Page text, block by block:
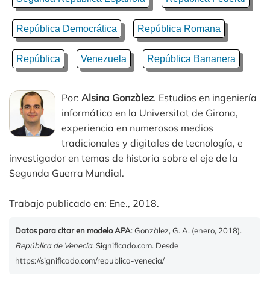
República Democrática República Romana
República Venezuela República Bananera
Por: Alsina Gonzàlez. Estudios en ingeniería
informática en la Universitat de Girona,
experiencia en numerosos medios
tradicionales y digitales de tecnología, e
investigador en temas de historia sobre el eje de la
Segunda Guerra Mundial.
Trabajo publicado en: Ene., 2018.
Datos para citar en modelo APA: Gonzàlez, G. A. (enero, 2018).
República de Venecia. Significado.com. Desde
https://significado.com/republica-venecia/